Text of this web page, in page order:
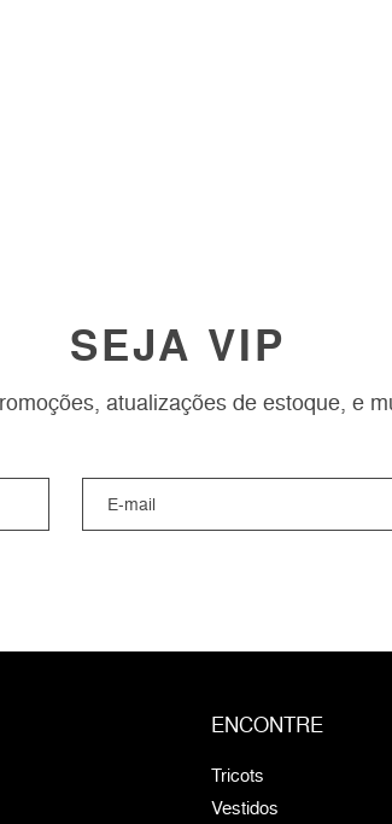
SEJA VIP
atualizações de estoque, e
ENCONTRE
Tricots
Vestidos